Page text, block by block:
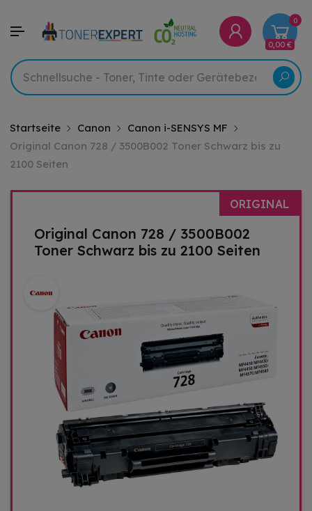
0
0,00 €
Startseite Canon
Canon i-SENSYS MF
Original Canon 728 / 3500B002 Toner Schwarz bis zu
2100 Seiten
ORIGINAL
Original Canon 728 / 3500B002
Toner Schwarz bis zu 2100 Seiten